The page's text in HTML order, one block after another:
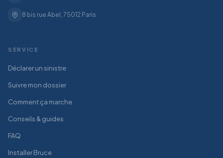
8 bis rue Abel, 75012 Paris
SERVICE
Déclarer un sinistre
Suivre mon dossier
Comment ça marche
Conseils & guides
FAQ
Installer Bruce